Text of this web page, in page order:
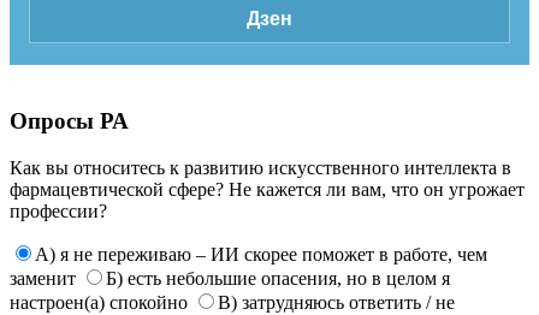
Дзен
Опросы РА
Как вы относитесь к развитию искусственного интеллекта в
фармацевтической сфере? Не кажется ли вам, что он угрожает
профессии?
А) я не переживаю – ИИ скорее поможет в работе, чем
заменит
Б) есть небольшие опасения, но в целом я
настроен(а) спокойно
В) затрудняюсь ответить / не